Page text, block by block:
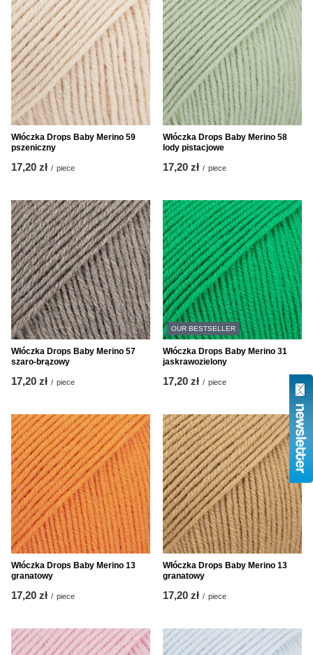
Włóczka Drops Baby Merino 59
pszeniczny
17,20 zł / piece
Włóczka Drops Baby Merino 58
lody pistacjowe
17,20 zł / piece
Włóczka Drops Baby Merino 57
szaro-brązowy
17,20 zł / piece
OUR BESTSELLER
Włóczka Drops Baby Merino 31
jaskrawozielony
17,20 zł / piece
Włóczka Drops Baby Merino 13
granatowy
17,20 zł / piece
Włóczka Drops Baby Merino 13
granatowy
17,20 zł / piece